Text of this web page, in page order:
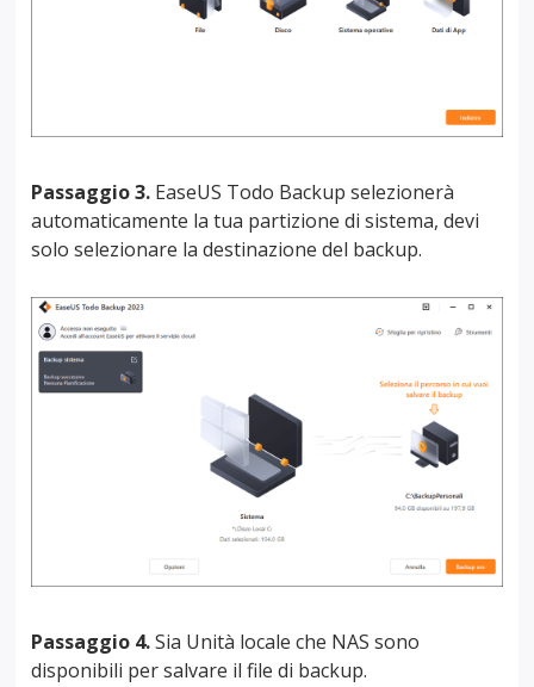
Passaggio 3. EaseUS Todo Backup selezionerà
automaticamente la tua partizione di sistema, devi
solo selezionare la destinazione del backup.
Passaggio 4.Sia Unità locale che NAS sono
disponibili per salvare il file di backup.